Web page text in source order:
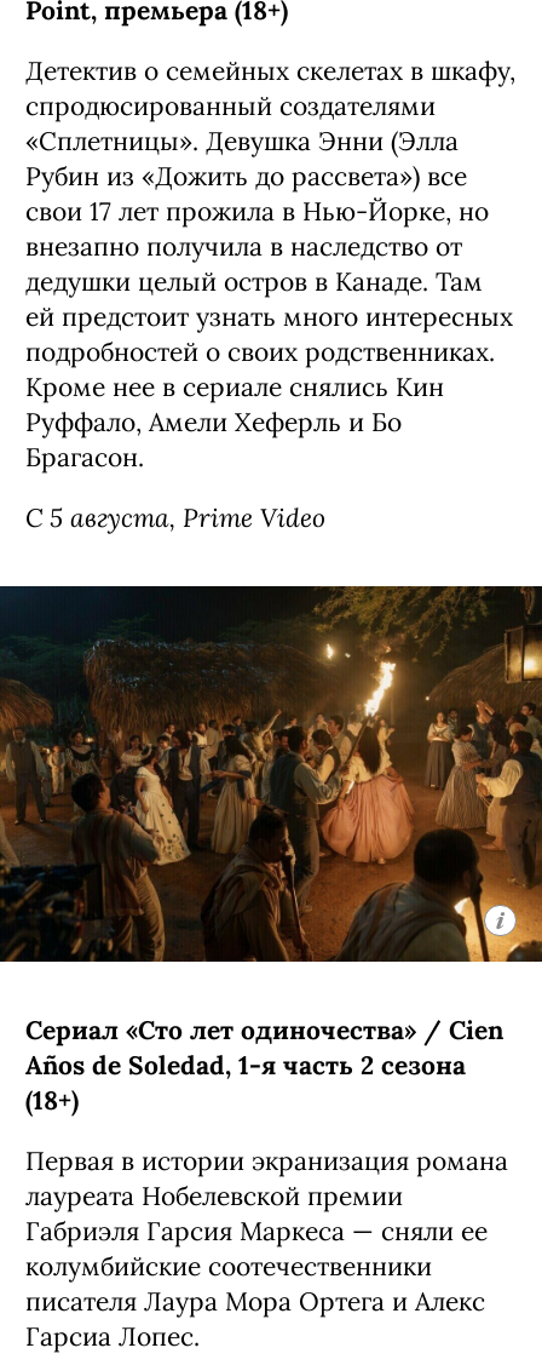
Point, премьера (18+)
Детектив о семейных скелетах в шкафу,
спродюсированный создателями
«Сплетницы». Девушка Энни (Элла
Рубин из «Дожить до рассвета») все
свои 17 лет прожила в Нью-Йорке, но
внезапно получила в наследство от
дедушки целый остров в Канаде. Там
ей предстоит узнать много интересных
подробностей о своих родственниках.
Кроме нее в сериале снялись Кин
Руффало, Амели Хеферль и Бо
Брагасон.
С 5 августа, Prime Video
Сериал «Сто лет одиночества» / Cien
Años de Soledad, 1-я часть 2 сезона
(18+)
Первая в истории экранизация романа
лауреата Нобелевской премии
Габриэля Гарсия Маркеса — сняли ее
колумбийские соотечественники
писателя Лаура Мора Ортега и Алекс
Гарсиа Лопес.